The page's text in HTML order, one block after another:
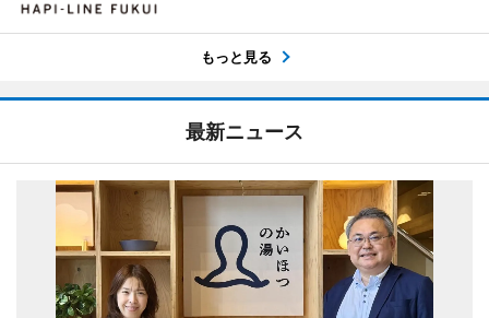
もっと見る
最新ニュース